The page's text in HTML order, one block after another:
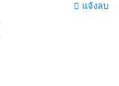
แจ้งลบ